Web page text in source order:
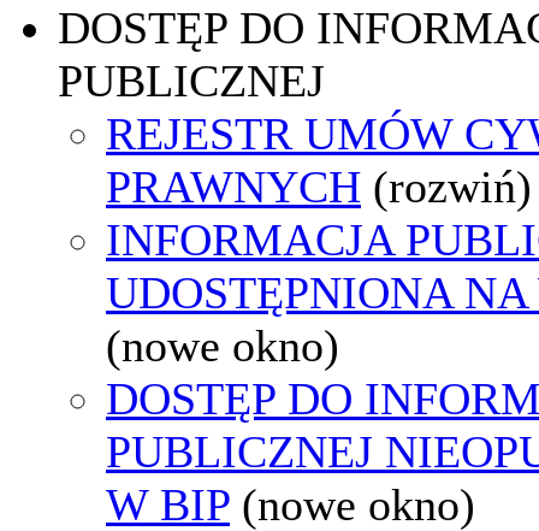
DOSTĘP DO
PUBLICZNEJ
REJESTR UMÓW
PRAWNYCH (rozwiń)
INFORMACJA
UDOSTĘPNIONA
(nowe okno)
DOSTĘP DO
PUBLICZNEJ
W BIP (nowe okno)